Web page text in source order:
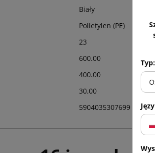
Biały
Polietylen (PE)
23
600.00
400.00
30.00
5904035307699
Typ: